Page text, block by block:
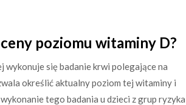
poziomu witaminy D?
wykonuje się badanie krwi polegające na
określić aktualny poziom tej witaminy i
tego badania u dzieci z grup ryzyka